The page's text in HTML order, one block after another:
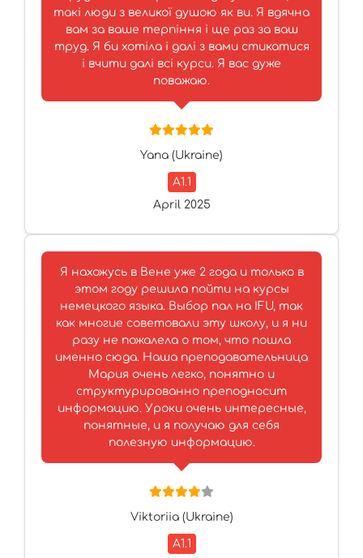
такі люди з великої душою як ви. Я вдячна
вам за ваше терпіння і ще раз за ваш
труд. Я би хотіла і далі з вами стикатися
і вчити далі всі курси. Я вас дуже
поважаю.
Yana (Ukraine)
A1.1
April 2025
Я нахожусь в Вене уже 2 года и только в
этом году решила пойти на курсы
немецкого языка. Выбор пал на IFU, так
как многие советовали эту школу, и я ни
разу не пожалела о том, что пошла
именно сюда. Наша преподавательница
Мария очень легко, понятно и
структурированно преподносит
информацию. Уроки очень интересные,
понятные, и я получаю для себя
полезную информацию.
Viktoriia (Ukraine)
A1.1